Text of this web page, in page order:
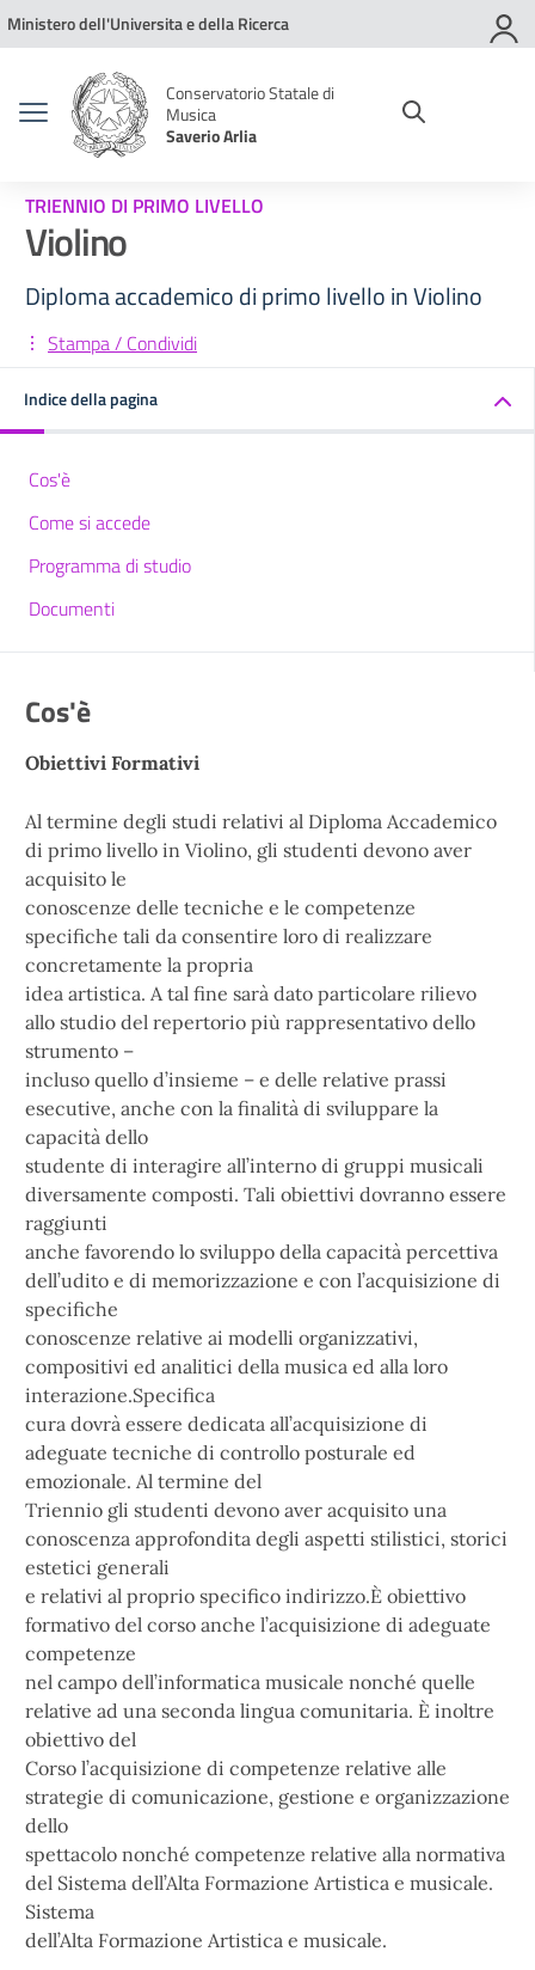
Vai ai contenuti
Vai al menu di navigazione
Vai al footer
Ministero dell'Universita e della Ricerca
Conservatorio Statale di
Musica
Saverio Arlia
TRIENNIO DI PRIMO LIVELLO
Violino
Diploma accademico di primo livello in Violino
Stampa / Condividi
Indice della pagina
Cos'è
Come si accede
Programma di studio
Documenti
Cos'è
Obiettivi Formativi
Al termine degli studi relativi al Diploma Accademico
di primo livello in Violino, gli studenti devono aver
acquisito le
conoscenze delle tecniche e le competenze
specifiche tali da consentire loro di realizzare
concretamente la propria
idea artistica. A tal fine sarà dato particolare rilievo
allo studio del repertorio più rappresentativo dello
strumento –
incluso quello d’insieme – e delle relative prassi
esecutive, anche con la finalità di sviluppare la
capacità dello
studente di interagire all’interno di gruppi musicali
diversamente composti. Tali obiettivi dovranno essere
raggiunti
anche favorendo lo sviluppo della capacità percettiva
dell’udito e di memorizzazione e con l’acquisizione di
specifiche
conoscenze relative ai modelli organizzativi,
compositivi ed analitici della musica ed alla loro
interazione.Specifica
cura dovrà essere dedicata all’acquisizione di
adeguate tecniche di controllo posturale ed
emozionale. Al termine del
Triennio gli studenti devono aver acquisito una
conoscenza approfondita degli aspetti stilistici, storici
estetici generali
e relativi al proprio specifico indirizzo.È obiettivo
formativo del corso anche l’acquisizione di adeguate
competenze
nel campo dell’informatica musicale nonché quelle
relative ad una seconda lingua comunitaria. È inoltre
obiettivo del
Corso l’acquisizione di competenze relative alle
strategie di comunicazione, gestione e organizzazione
dello
spettacolo nonché competenze relative alla normativa
del Sistema dell’Alta Formazione Artistica e musicale.
Sistema
dell’Alta Formazione Artistica e musicale.